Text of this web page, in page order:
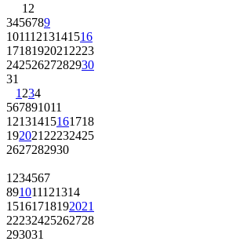
1 2
3456789
10111213141516
1718192021 2223
24252627282930
31
1 234
567891011
12131415161718
192021 22232425
2627282930
1 234567
891011121314
15161718192021
22232425262728
293031